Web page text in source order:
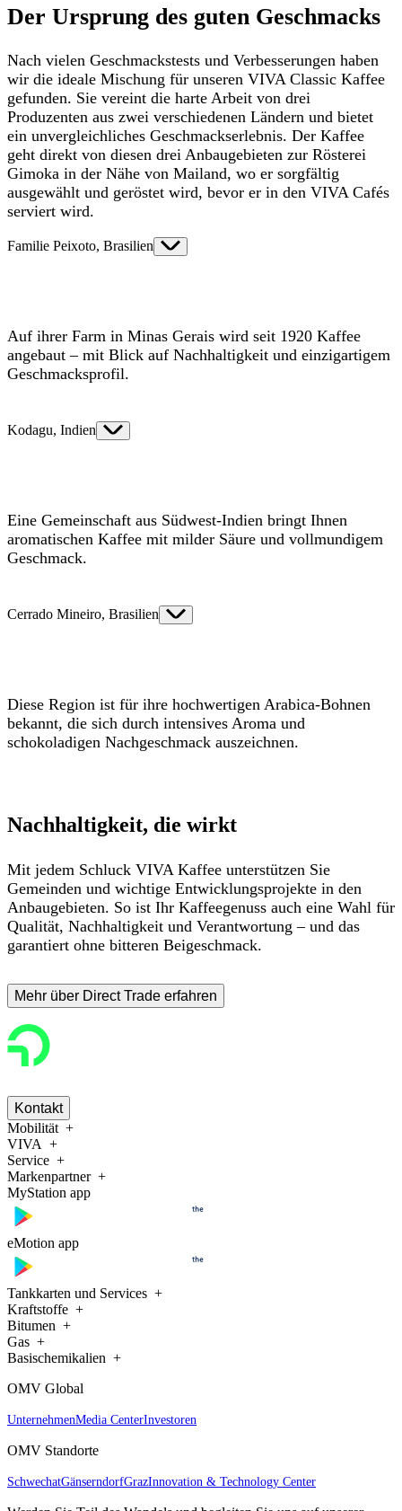
Der Ursprung des guten Geschmacks
Nach vielen Geschmackstests und Verbesserungen haben
wir die ideale Mischung für unseren VIVA Classic Kaffee
gefunden. Sie vereint die harte Arbeit von drei
Produzenten aus zwei verschiedenen Ländern und bietet
ein unvergleichliches Geschmackserlebnis. Der Kaffee
geht direkt von diesen drei Anbaugebieten zur Rösterei
Gimoka in der Nähe von Mailand, wo er sorgfältig
ausgewählt und geröstet wird, bevor er in den VIVA Cafés
serviert wird.
Familie Peixoto, Brasilien
Auf ihrer Farm in Minas Gerais wird seit 1920 Kaffee
angebaut – mit Blick auf Nachhaltigkeit und einzigartigem
Geschmacksprofil.
Kodagu, Indien
Eine Gemeinschaft aus Südwest-Indien bringt Ihnen
aromatischen Kaffee mit milder Säure und vollmundigem
Geschmack.
Cerrado Mineiro, Brasilien
Diese Region ist für ihre hochwertigen Arabica-Bohnen
bekannt, die sich durch intensives Aroma und
schokoladigen Nachgeschmack auszeichnen.
Nachhaltigkeit, die wirkt
Mit jedem Schluck VIVA Kaffee unterstützen Sie
Gemeinden und wichtige Entwicklungsprojekte in den
Anbaugebieten. So ist Ihr Kaffeegenuss auch eine Wahl für
Qualität, Nachhaltigkeit und Verantwortung – und das
garantiert ohne bitteren Beigeschmack.
Mehr über Direct Trade erfahren
Kontakt
Mobilität
VIVA
Service
Markenpartner
MyStation app
eMotion app
Tankkarten und Services
Kraftstoffe
Bitumen
Gas
Basischemikalien
OMV Global
UnternehmenMedia CenterInvestoren
OMV Standorte
SchwechatGänserndorfGrazInnovation & Technology Center